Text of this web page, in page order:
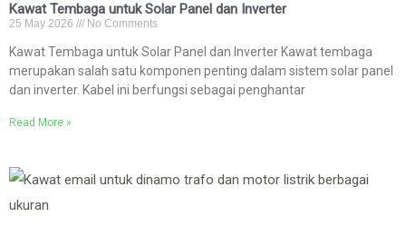
Kawat Tembaga untuk Solar Panel dan Inverter
25 May 2026 No Comments
Kawat Tembaga untuk Solar Panel dan Inverter Kawat tembaga
merupakan salah satu komponen penting dalam sistem solar panel
dan inverter. Kabel ini berfungsi sebagai penghantar
Read More »